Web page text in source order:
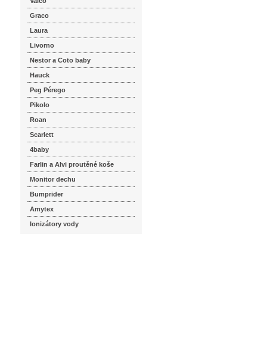
Graco
Laura
Livorno
Nestor a Coto baby
Hauck
Peg Pérego
Pikolo
Roan
Scarlett
4baby
Farlin a Alvi proutěné koše
Monitor dechu
Bumprider
Amytex
Ionizátory vody